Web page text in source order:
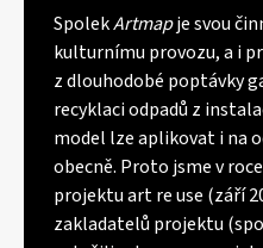
SpolekArtmapje svou
kulturnímu provozu, a i
z dlouhodobé poptávky
recyklaci odpadů z
model lze aplikovat i na
obecně. Proto jsme v
projektu art re use (září
zakladatelů projektu